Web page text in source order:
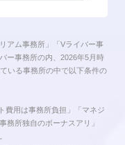
アム事務所」「Vライバー事
ー事務所の内、2026年5月時
いる事務所の中で以下条件の
費用は事務所負担」「マネジ
務所独自のボーナスアリ」